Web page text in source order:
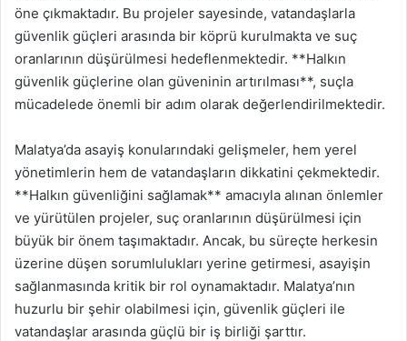
öne çıkmaktadır. Bu projeler sayesinde, vatandaşlarla
güvenlik güçleri arasında bir köprü kurulmakta ve suç
oranlarının düşürülmesi hedeflenmektedir. **Halkın
güvenlik güçlerine olan güveninin artırılması**, suçla
mücadelede önemli bir adım olarak değerlendirilmektedir.
Malatya’da asayiş konularındaki gelişmeler, hem yerel
yönetimlerin hem de vatandaşların dikkatini çekmektedir.
**Halkın güvenliğini sağlamak** amacıyla alınan önlemler
ve yürütülen projeler, suç oranlarının düşürülmesi için
büyük bir önem taşımaktadır. Ancak, bu süreçte herkesin
üzerine düşen sorumlulukları yerine getirmesi, asayişin
sağlanmasında kritik bir rol oynamaktadır. Malatya’nın
huzurlu bir şehir olabilmesi için, güvenlik güçleri ile
vatandaşlar arasında güçlü bir iş birliği şarttır.